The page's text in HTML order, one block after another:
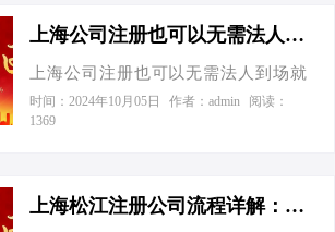
比…
化器等都提供这样的服务。比如“上海
爱税宝园区”，就为创业者提供了免费
的注册地址服务。这样，您不但能顺
利拿到营业执照，还能节省下一笔不
再来说…
企业财税的老司机，我笑着回应：“张
这就聊聊注册那些事。” 一、上海新注
册公司需要多久？ 官方数据显示，上
没听错，理论上1天就能搞定！当然，
上海公司注册也可以无需法人到场就可以办理！-上海公司注册也可以无需法人到场就可以办理！
上海公司注册也可以无需法人到场就
可以办理！ 今天接到一个老板电话，
他兴奋地说：“我听朋友说了，在上海
大都市和商业创新的前沿阵地，其工
时间：2024年10月05日 作者：admin
阅读：
1369
上海松江注册公司流程详解：轻松开启您的创业之旅-上海松江注册公司流程和资料详解